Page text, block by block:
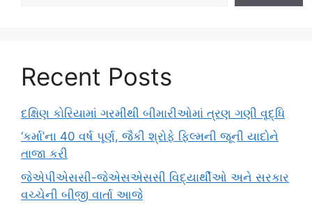
Recent Posts
દક્ષિણ કોરિયામાં ગરમીથી બીમારીઓમાં ત્રણ ગણી વૃદ્ધિ
‘કર્મા’ના 40 વર્ષ પૂર્ણ, જૈકી શ્રોફે ફિલ્મની જૂની યાદોને
તાજા કરી
જેએપીએસસી-જેએસએસસી વિદ્યાર્થીઓ અને સરકાર
વચ્ચેની બીજી વાર્તા આજે